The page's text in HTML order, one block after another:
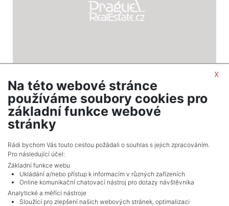
Land for sale / field / 15002 m2
Vranová Lhota
525,070 CZK (real estate) Price
Adverts total7.
x
Na této webové stránce
používáme soubory cookies pro
základní funkce webové
stránky
Rádi bychom Vás touto cestou požádali o souhlas s jejich zpracováním.
Pro následující účel:
Základní funkce webu
Ukládání a/nebo přístup k informacím v různých zařízeních
Online komunikační chatovací nástroj pro dotazy návštěvníka
Analytické a měřící nástroje
Sloužící pro zlepšení našich webových stránek, optimalizaci